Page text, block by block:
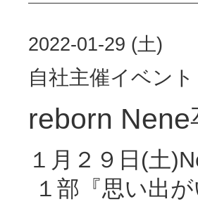
2022-01-29 (土)
自社主催イベント
reborn
１月２９日(土
１部『思い出